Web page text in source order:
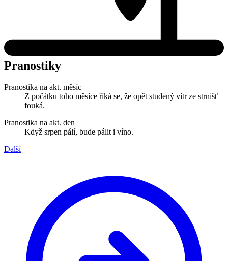
Pranostiky
Pranostika na akt. měsíc
Z počátku toho měsíce říká se, že opět studený vítr ze strnišť
fouká.
Pranostika na akt. den
Když srpen pálí, bude pálit i víno.
Další